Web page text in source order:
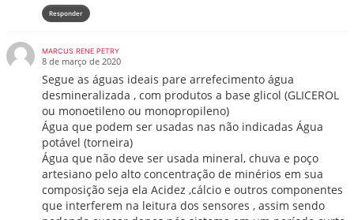
Responder
MARCUS RENE PETRY
8 de março de 2020
Segue as águas ideais pare arrefecimento água
desmineralizada , com produtos a base glicol (GLICEROL
ou monoetileno ou monopropileno)
Água que podem ser usadas nas não indicadas Água
potável (torneira)
Água que não deve ser usada mineral, chuva e poço
artesiano pelo alto concentração de minérios em sua
composição seja ela Acidez ,cálcio e outros componentes
que interferem na leitura dos sensores , assim sendo